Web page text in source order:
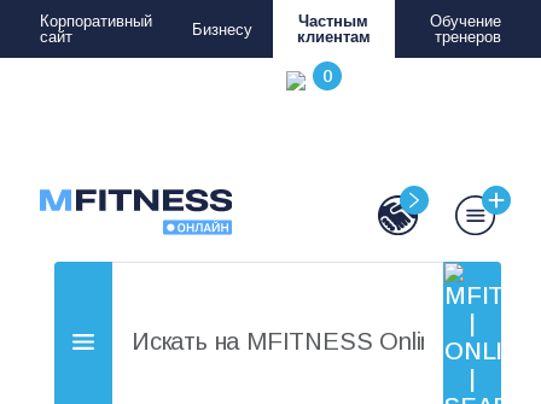
Корпоративный
сайт
Бизнесу
Частным
клиентам
Обучение
тренеров